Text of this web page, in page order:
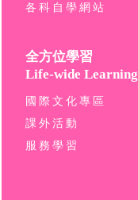
各科自學網站
全方位學習
Life-wide Learning
國際文化專區
課外活動
服務學習